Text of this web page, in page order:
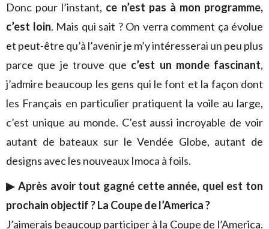
Donc pour l’instant, ce n’est pas à mon programme,
c’est loin. Mais qui sait ? On verra comment ça évolue
et peut-être qu’à l’avenir je m’y intéresserai un peu plus
parce que je trouve que c’est un monde fascinant,
j’admire beaucoup les gens qui le font et la façon dont
les Français en particulier pratiquent la voile au large,
c’est unique au monde. C’est aussi incroyable de voir
autant de bateaux sur le Vendée Globe, autant de
designs avec les nouveaux Imoca à foils.
▶ Après avoir tout gagné cette année, quel est ton
prochain objectif ?La Coupe de l’America ?
J’aimerais beaucoup participer à la Coupe de l’America.